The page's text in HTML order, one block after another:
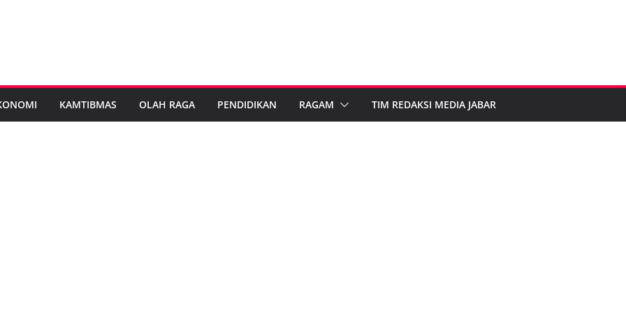
KAMTIBMAS OLAH RAGA PENDIDIKAN RAGAM TIM REDAKSI MEDIA JABAR